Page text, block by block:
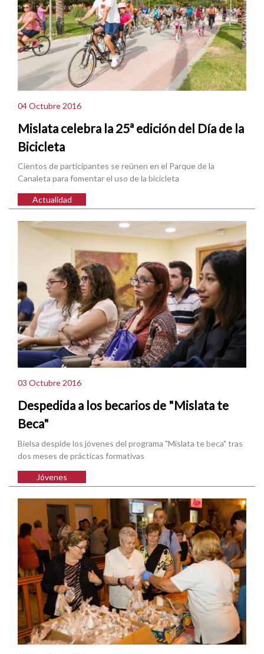
04 Octubre 2016
Mislata celebra la 25ª edición del Día de la
Bicicleta
Cientos de participantes se reúnen en el Parque de la
Canaleta para fomentar el uso de la bicicleta
Actualidad
03 Octubre 2016
Despedida a los becarios de "Mislata te
Beca"
Bielsa despide los jóvenes del programa "Mislata te beca" tras
dos meses de prácticas formativas
Jóvenes